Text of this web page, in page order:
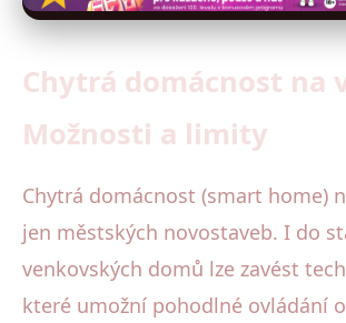
Chytrá domácnost na
Možnosti a limity
Chytrá domácnost (smart home)
jen městských novostaveb. I do
venkovských domů lze zavést
které umožní pohodlné ovládání